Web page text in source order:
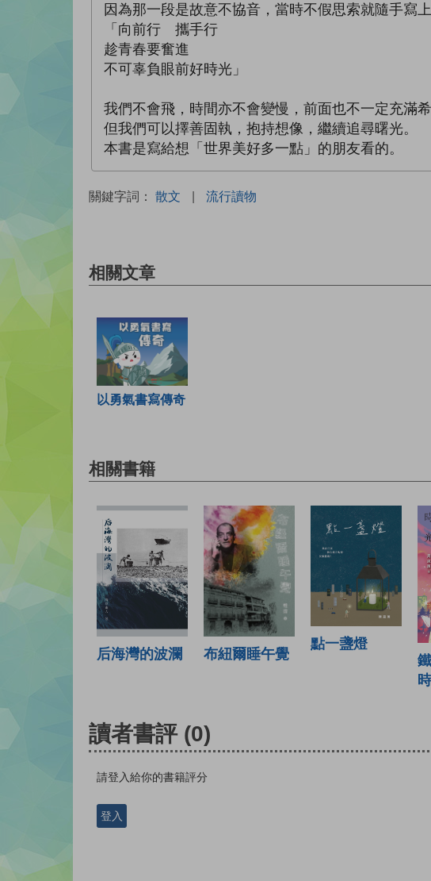
因為那一段是故意不協音，當時不假思索就隨手寫上
「向前行 攜手行
趁青春要奮進
不可辜負眼前好時光」
我們不會飛，時間亦不會變慢，前面也不一定充滿希
但我們可以擇善固執，抱持想像，繼續追尋曙光。
本書是寫給想「世界美好多一點」的朋友看的。
關鍵字詞： 散文 | 流行讀物
相關文章
以勇氣書寫傳奇
相關書籍
后海灣的波瀾 布紐爾睡午覺
點一盞燈
讀者書評 (0)
請登入給你的書籍評分
登入